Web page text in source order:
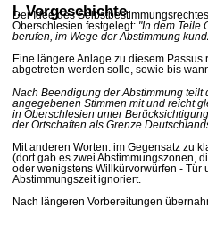
I. Vorgeschichte
Der Idee des
Oberschlesien festgelegt: "In dem Teile
berufen, im Wege der Abstimmung
Eine längere Anlage zu diesem
abgetreten werden solle, sowie bis
Nach Beendigung der Abstimmung
angegebenen Stimmen mit und reicht
in Oberschlesien unter
der Ortschaften als Grenze
Mit anderen Worten: im Gegensatz zu
(dort gab es zwei Abstimmungszonen,
oder wenigstens Willkürvorwürfen - Tür
Abstimmungszeit ignoriert.
Nach längeren Vorbereitungen